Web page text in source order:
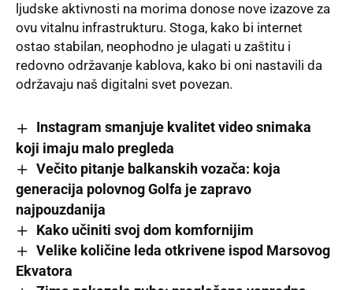
ljudske aktivnosti na morima donose nove izazove za
ovu vitalnu infrastrukturu. Stoga, kako bi internet
ostao stabilan, neophodno je ulagati u zaštitu i
redovno održavanje kablova, kako bi oni nastavili da
održavaju naš digitalni svet povezan.
Instagram smanjuje kvalitet video snimaka
koji imaju malo pregleda
Večito pitanje balkanskih vozača: koja
generacija polovnog Golfa je zapravo
najpouzdanija
Kako učiniti svoj dom komfornijim
Velike količine leda otkrivene ispod Marsovog
Ekvatora